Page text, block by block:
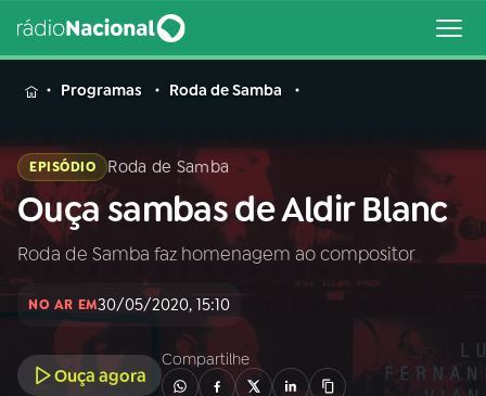
MENU
Buscar
na
Rádio
Buscar
Programas Roda de Samba
EPISÓDIO Roda de Samba
Ouça sambas de Aldir Blanc
Roda de Samba faz homenagem ao compositor
NO AR EM30/05/2020, 15:10
Ouça agora
Compartilhe